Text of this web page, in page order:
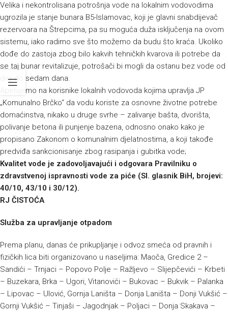
Velika i nekontrolisana potrošnja vode na lokalnim vodovodima
ugrozila je stanje bunara B5-Islamovac, koji je glavni snabdijevač
rezervoara na Štrepcima, pa su moguća duža isključenja na ovom
sistemu, iako radimo sve što možemo da budu što kraća. Ukoliko
dođe do zastoja zbog bilo kakvih tehničkih kvarova ili potrebe da
se taj bunar revitalizuje, potrošači bi mogli da ostanu bez vode od
dva do sedam dana.
Apelujemo na korisnike lokalnih vodovoda kojima upravlja JP
„Komunalno Brčko“ da vodu koriste za osnovne životne potrebe
domaćinstva, nikako u druge svrhe – zalivanje bašta, dvorišta,
polivanje betona ili punjenje bazena, odnosno onako kako je
propisano Zakonom o komunalnim djelatnostima, a koji takođe
predviđa sankcionisanje zbog rasipanja i gubitka vode;
Kvalitet vode je zadovoljavajući i odgovara Pravilniku o
zdravstvenoj ispravnosti vode za piće (Sl. glasnik BiH, brojevi:
40/10, 43/10 i 30/12).
RJ ČISTOĆA
Služba za upravljanje otpadom
Prema planu, danas će prikupljanje i odvoz smeća od pravnih i
fizičkih lica biti organizovano u naseljima: Maoča, Gredice 2 –
Sandići – Trnjaci – Popovo Polje – Ražljevo – Slijepčevići – Krbeti
– Buzekara, Brka – Ugori, Vitanovići – Bukovac – Bukvik – Palanka
– Lipovac – Ulović, Gornja Laništa – Donja Laništa – Donji Vukšić –
Gornji Vukšić – Tinjaši – Jagodnjak – Poljaci – Donja Skakava –